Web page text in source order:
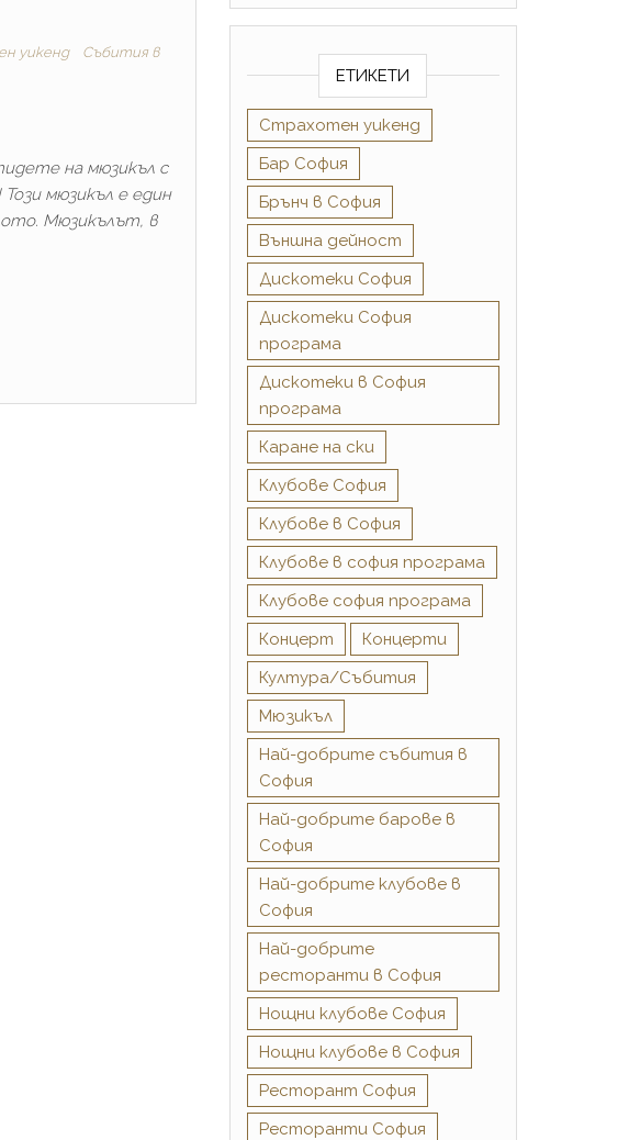
уикенд
Събития в
на мюзикъл с
мюзикъл е един
Мюзикълът, в
ЕТИКЕТИ
Cтрахотен уикенд
Бар София
Брънч в София
Външна дейност
Дискотеки София
Дискотеки София
програма
Дискотеки в София
програма
Каране на ски
Клубове София
Клубове в София
Клубове в софия програма
Клубове софия програма
Концерт
Концерти
Култура/Събития
Мюзикъл
Най-добрите cъбития в
София
Най-добрите барове в
София
Най-добрите клубове в
София
Най-добрите
ресторанти в София
Нощни клубове София
Нощни клубове в София
Ресторант София
Ресторанти София